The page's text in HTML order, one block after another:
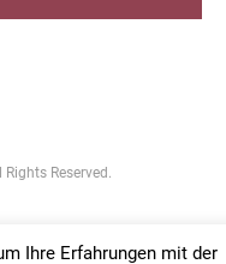
Reserved.
Ihre Erfahrungen mit der